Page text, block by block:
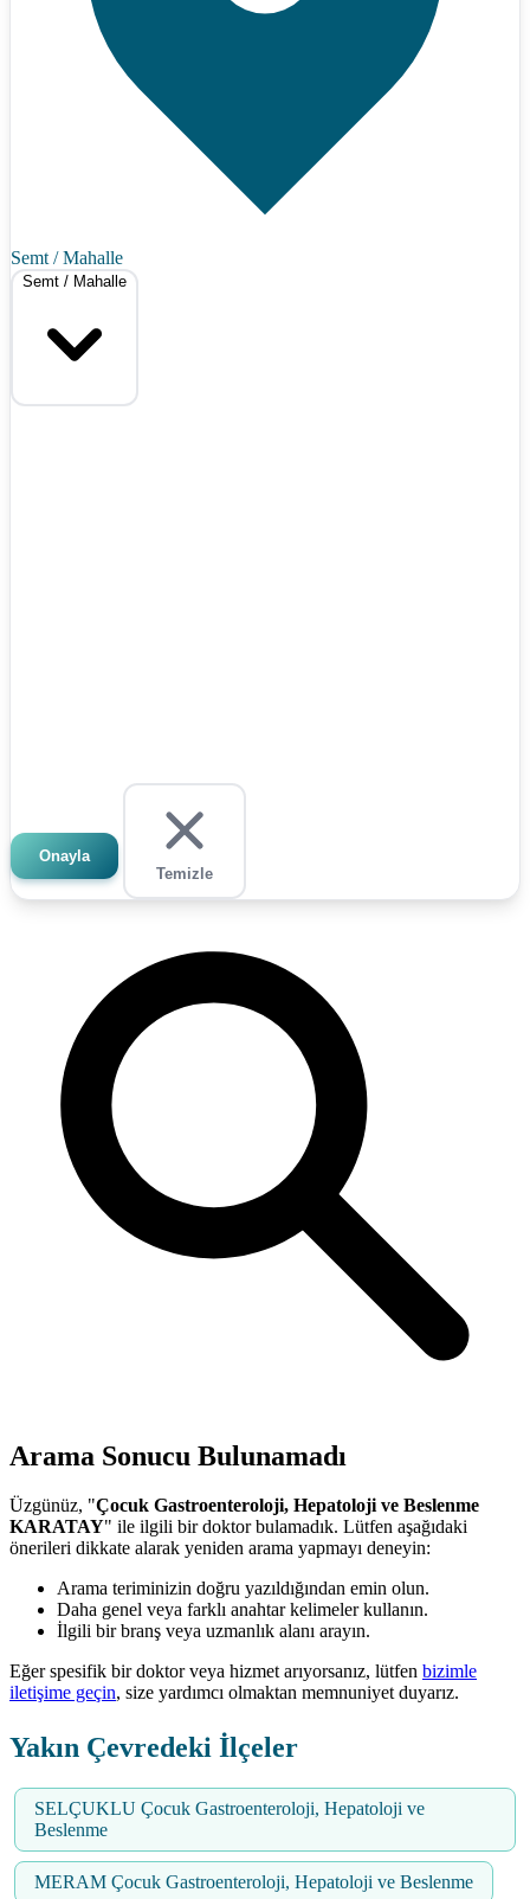
Semt / Mahalle
Semt / Mahalle
Onayla
Temizle
Arama Sonucu Bulunamadı
Üzgünüz, "Çocuk Gastroenteroloji, Hepatoloji ve Beslenme
KARATAY" ile ilgili bir doktor bulamadık. Lütfen aşağıdaki
önerileri dikkate alarak yeniden arama yapmayı deneyin:
Arama teriminizin doğru yazıldığından emin olun.
Daha genel veya farklı anahtar kelimeler kullanın.
İlgili bir branş veya uzmanlık alanı arayın.
Eğer spesifik bir doktor veya hizmet arıyorsanız, lütfen bizimle
iletişime geçin, size yardımcı olmaktan memnuniyet duyarız.
Yakın Çevredeki İlçeler
SELÇUKLU Çocuk Gastroenteroloji, Hepatoloji ve
Beslenme
MERAM Çocuk Gastroenteroloji, Hepatoloji ve Beslenme